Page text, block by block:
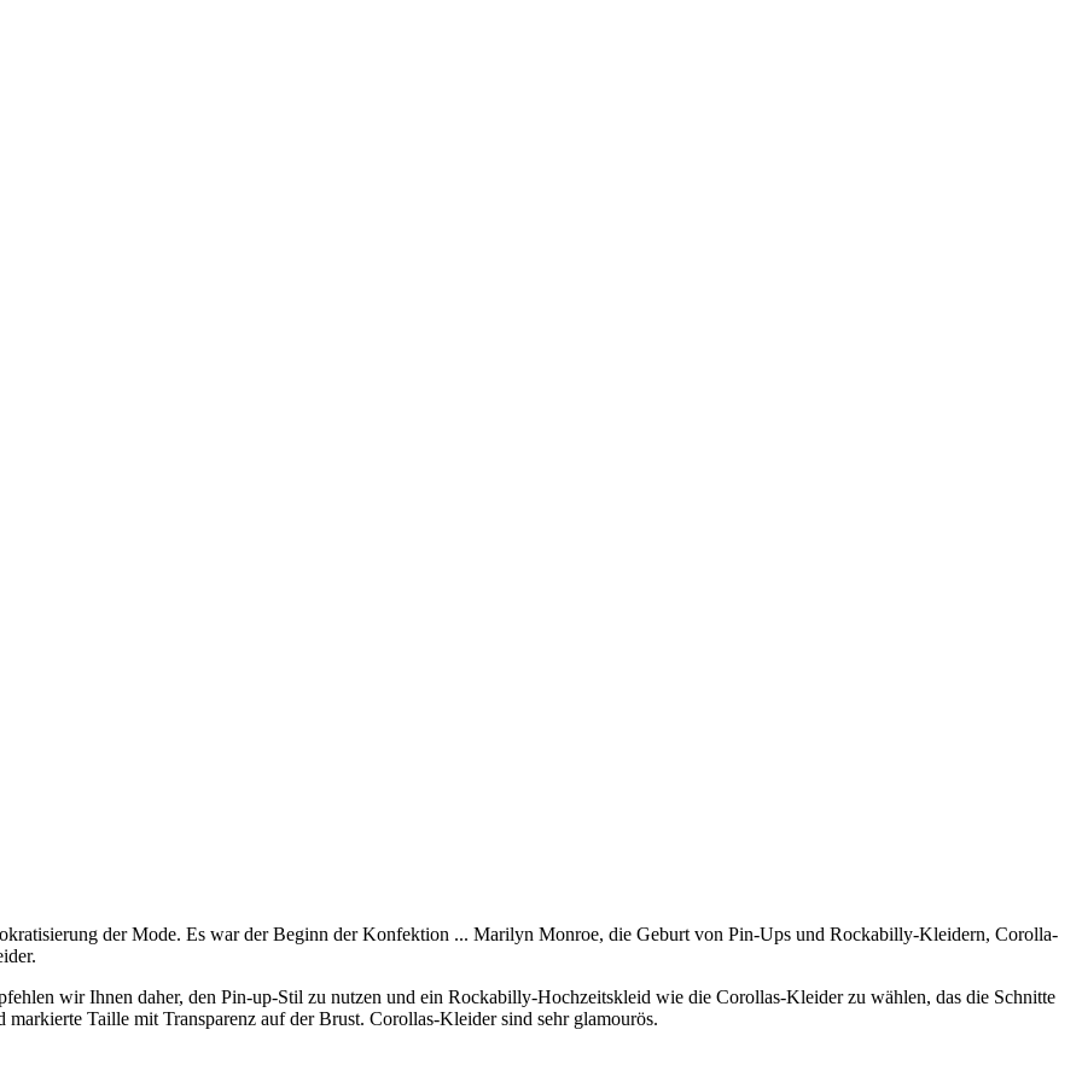
der Mode. Es war der Beginn der Konfektion ... Marilyn Monroe, die Geburt von Pin-Ups und Rockabilly-Kleidern, Corolla-
wir Ihnen daher, den Pin-up-Stil zu nutzen und ein Rockabilly-Hochzeitskleid wie die Corollas-Kleider zu wählen, das die Schnitte
Taille mit Transparenz auf der Brust. Corollas-Kleider sind sehr glamourös.